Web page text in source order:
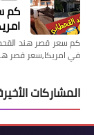
كم
كم سعر قصر هند
في امريكا,سعر قصر
المشاركات